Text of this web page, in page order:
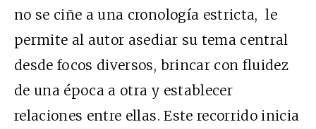
no se ciñe a una cronología estricta, le
permite al autor asediar su tema central
desde focos diversos, brincar con fluidez
de una época a otra y establecer
relaciones entre ellas. Este recorrido inicia